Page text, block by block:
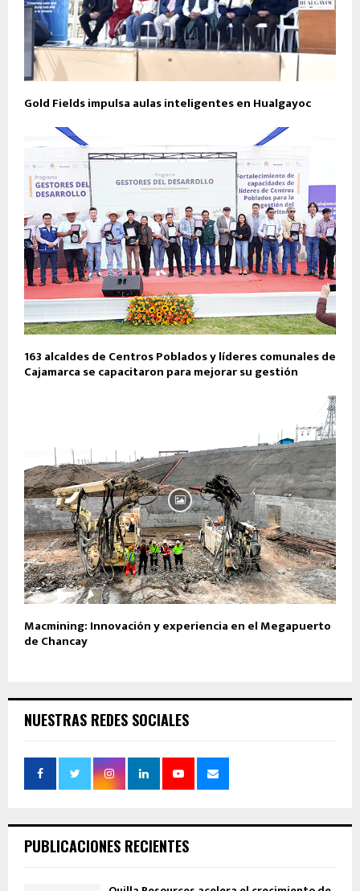
Gold Fields impulsa aulas inteligentes en Hualgayoc
163 alcaldes de Centros Poblados y líderes comunales de
Cajamarca se capacitaron para mejorar su gestión
Macmining: Innovación y experiencia en el Megapuerto
de Chancay
NUESTRAS REDES SOCIALES
PUBLICACIONES RECIENTES